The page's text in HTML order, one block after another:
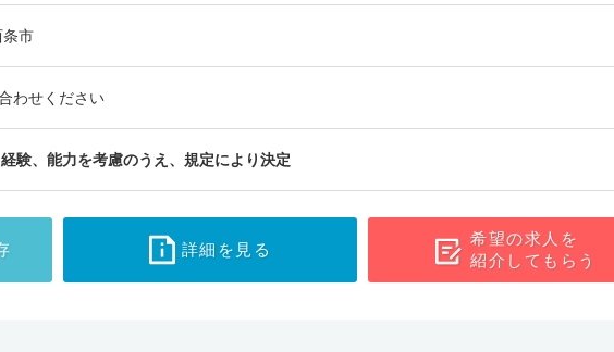
市
わせください
験、能力を考慮のうえ、規定により決定
詳細を見る
希望の求人を
紹介してもらう